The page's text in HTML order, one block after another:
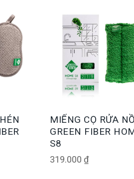
MIẾNG CỌ RỬA
GREEN FIBER
S8
319.000 ₫